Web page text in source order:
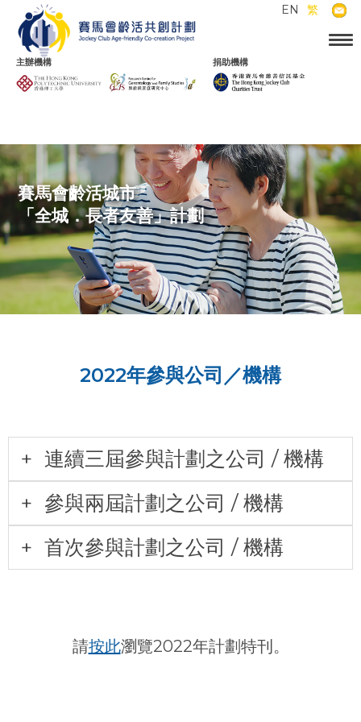
主辦機構 捐助機構
EN 繁
賽馬會齡活城市
「全城．長者友善」計劃
2022年參與公司／機構
連續三屆參與計劃之公司 / 機構
參與兩屆計劃之公司 / 機構
首次參與計劃之公司 / 機構
請按此瀏覽2022年計劃特刊。